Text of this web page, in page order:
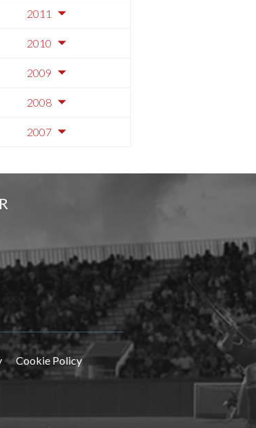
2011
2010
2009
2008
2007
Cookie Policy